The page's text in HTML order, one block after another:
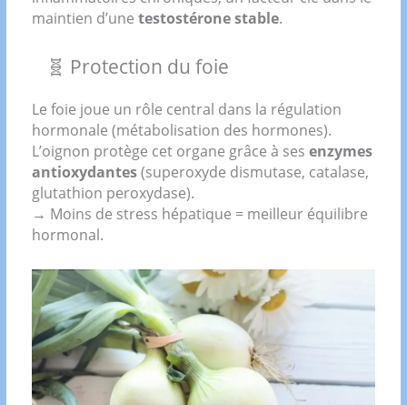
maintien d’unetestostérone stable.
🧬 Protection du foie
Le foie joue un rôle central dans la régulation
hormonale (métabolisation des hormones).
L’oignon protège cet organe grâce à sesenzymes
antioxydantes(superoxyde dismutase, catalase,
glutathion peroxydase).
→ Moins de stress hépatique = meilleur équilibre
hormonal.